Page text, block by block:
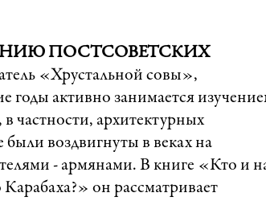
ПОСТСОВЕТСКИХ
«Хрустальной совы»,
активно занимается
частности, архитектурных
воздвигнуты в веках на
- армянами. В книге «Кто и
он рассматривает